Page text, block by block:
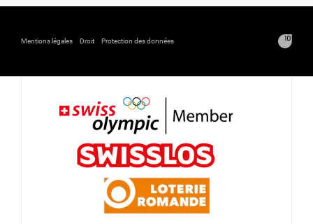
Mentions légales Droit Protection des données